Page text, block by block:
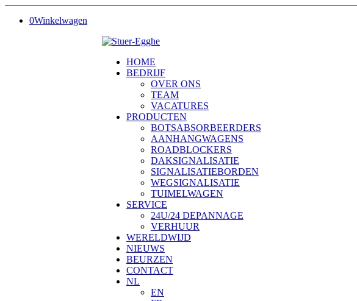
0Winkelwagen
HOME
BEDRIJF
OVER ONS
TEAM
VACATURES
PRODUCTEN
BOTSABSORBEERDERS
AANHANGWAGENS
ROADBLOCKERS
DAKSIGNALISATIE
SIGNALISATIEBORDEN
WEGSIGNALISATIE
TUIMELWAGEN
SERVICE
24U/24 DEPANNAGE
VERHUUR
WERELDWIJD
NIEUWS
BEURZEN
CONTACT
NL
EN